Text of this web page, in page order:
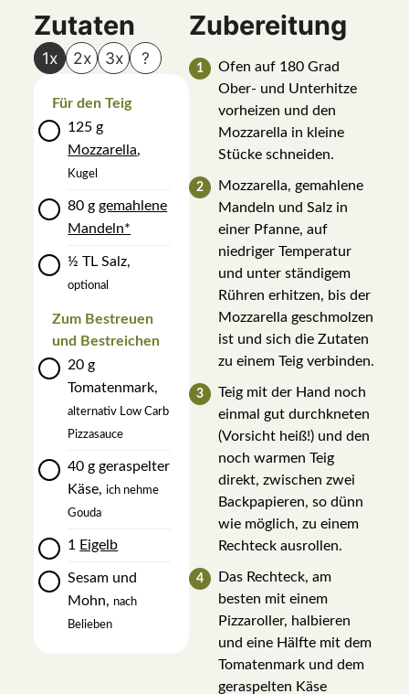
Zutaten
1x 2x 3x ?
Für den Teig
▢
125 g
Mozzarella,
Kugel
▢
80 g gemahlene
Mandeln*
▢
½ TL Salz,
optional
Zum Bestreuen
und Bestreichen
▢
20 g
Tomatenmark,
alternativ Low Carb
Pizzasauce
▢
40 g geraspelter
Käse,ich nehme
Gouda
▢
1 Eigelb
▢
Sesam und
Mohn, nach
Belieben
Zubereitung
Ofen auf 180 Grad
Ober- und Unterhitze
vorheizen und den
Mozzarella in kleine
Stücke schneiden.
Mozzarella, gemahlene
Mandeln und Salz in
einer Pfanne, auf
niedriger Temperatur
und unter ständigem
Rühren erhitzen, bis der
Mozzarella geschmolzen
ist und sich die Zutaten
zu einem Teig verbinden.
Teig mit der Hand noch
einmal gut durchkneten
(Vorsicht heiß!) und den
noch warmen Teig
direkt, zwischen zwei
Backpapieren, so dünn
wie möglich, zu einem
Rechteck ausrollen.
Das Rechteck, am
besten mit einem
Pizzaroller, halbieren
und eine Hälfte mit dem
Tomatenmark und dem
geraspelten Käse